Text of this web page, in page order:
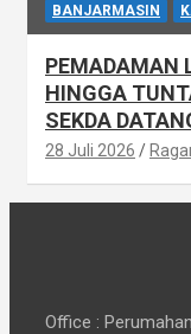
BANJARMASIN
PEMADAMAN
HINGGA
SEKDA
28 Juli 2026
Office :